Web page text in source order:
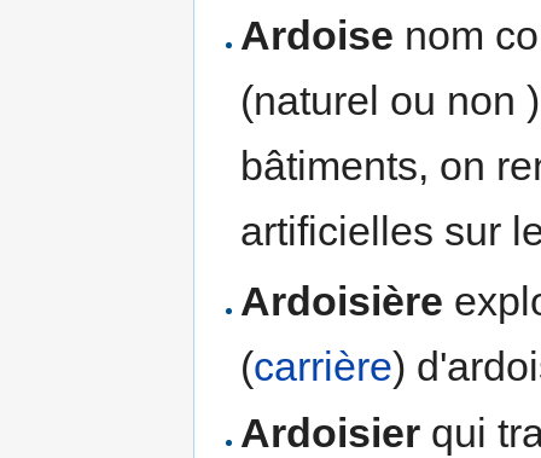
Ardoise nom
(naturel ou non
bâtiments, on
artificielles sur
Ardoisière
(carrière)
Ardoisier qui